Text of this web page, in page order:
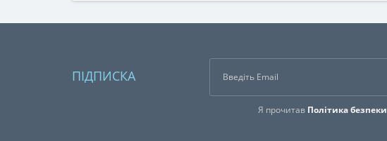
ПІДПИСКА
Я прочитав Політика безпеки